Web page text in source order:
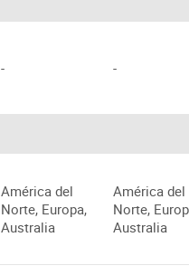
- -
América del
Norte, Europa,
Australia
América del
Norte,
Australia